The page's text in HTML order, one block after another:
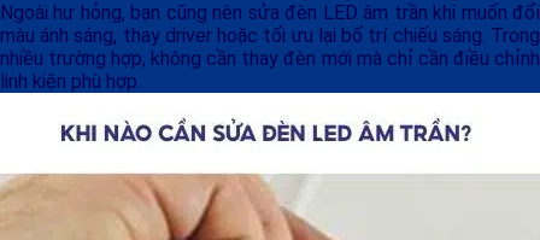
Ngoài hư hỏng, bạn cũng nên sửa đèn LED âm trần khi muốn đổi
màu ánh sáng, thay driver hoặc tối ưu lại bố trí chiếu sáng. Trong
nhiều trường hợp, không cần thay đèn mới mà chỉ cần điều chỉnh
linh kiện phù hợp.